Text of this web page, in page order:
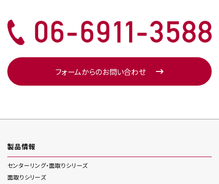
フォームからのお問い合わせ
製品情報
センターリング・面取りシリーズ
面取りシリーズ